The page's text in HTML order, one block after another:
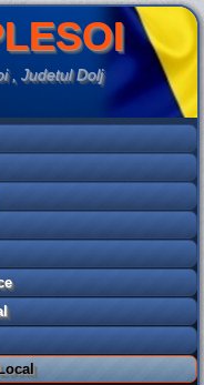
, Judetul Dolj